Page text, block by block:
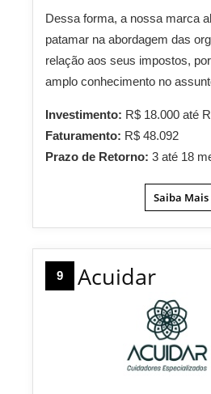
Dessa forma, a nossa marca
patamar na abordagem das
relação aos seus impostos,
amplo conhecimento no
Investimento: R$ 18.000 até
Faturamento: R$ 48.092
Prazo de Retorno: 3 até 18
Saiba Mais
9 Acuidar